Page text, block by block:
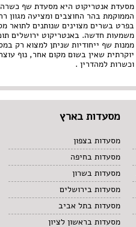
מסעדת אנטריקוט היא מסעדת שף כשרה
הממוקמת בהר החוצבים ומציעה מגוון
בפרט בשרים מצוינים שנותנים לתואר
משמעות חדשה. באנטריקוט ירושלים
ממנות שף ייחודיות שניתן למצוא רק
יוקרתית שאין בשום מקום אחר, נוף
וכשרות למהדרין .
מסעדות בארץ
מסעדות בצפון
מסעדות בחיפה
מסעדות בשרון
מסעדות בירושלים
מסעדות בתל אביב
מסעדות בראשון לציון